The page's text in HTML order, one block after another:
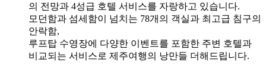
의 전망과 4성급 호텔 서비스를 자랑하고 있습니다.
모던함과 섬세함이 넘치는 78개의 객실과 최고급 침구의
안락함,
루프탑 수영장에 다양한 이벤트를 포함한 주변 호텔과
비교되는 서비스로 제주여행의 낭만들 더해드립니다.